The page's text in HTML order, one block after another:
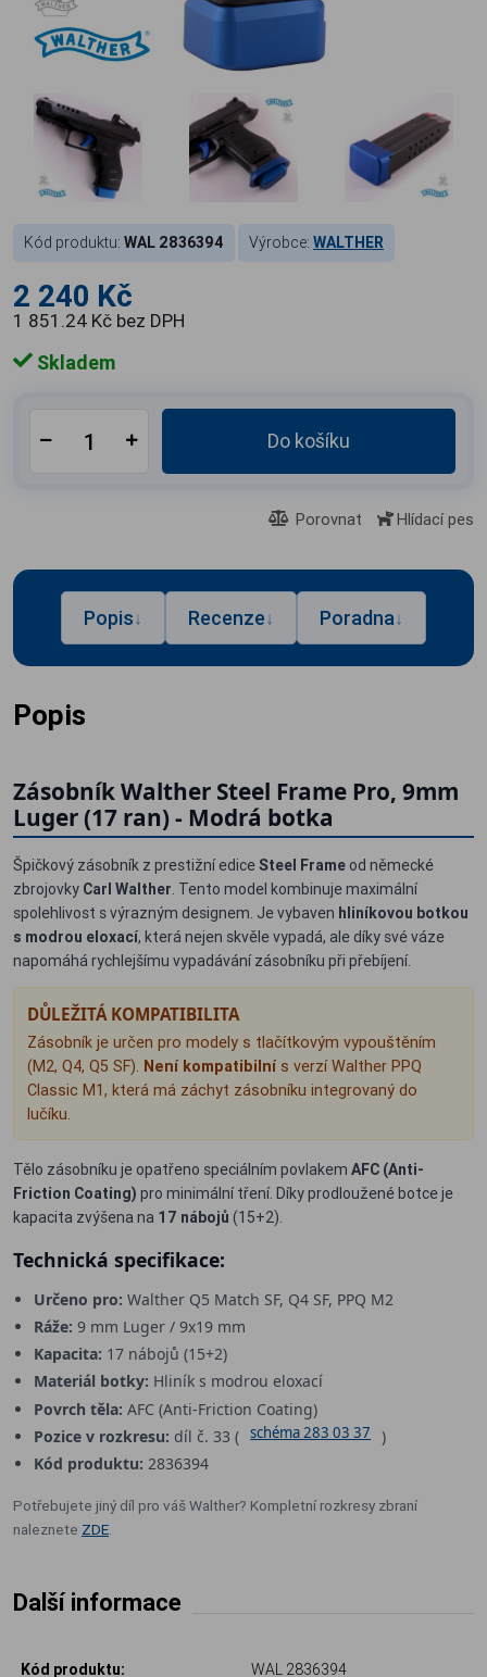
Kód produktu: WAL 2836394 Výrobce: WALTHER
2 240 Kč
1 851.24 Kč bez DPH
Skladem
Do košíku
Porovnat Hlídací pes
Popis↓ Recenze↓ Poradna↓
Popis
Zásobník Walther Steel Frame Pro, 9mm
Luger (17 ran) - Modrá botka
Špičkový zásobník z prestižní ediceSteel Frame od německé
zbrojovky Carl Walther. Tento model kombinuje maximální
spolehlivost s výrazným designem. Je vybaven hliníkovou botkou
s modrou eloxací, která nejen skvěle vypadá, ale díky své váze
napomáhá rychlejšímu vypadávání zásobníku při přebíjení.
DŮLEŽITÁ KOMPATIBILITA
Zásobník je určen pro modely s tlačítkovým vypouštěním
(M2, Q4, Q5 SF). Není kompatibilnís verzí Walther PPQ
Classic M1, která má záchyt zásobníku integrovaný do
lučíku.
Tělo zásobníku je opatřeno speciálním povlakem AFC (Anti-
Friction Coating) pro minimální tření. Díky prodloužené botce je
kapacita zvýšena na 17 nábojů (15+2).
Technická specifikace:
Určeno pro: Walther Q5 Match SF, Q4 SF, PPQ M2
Ráže: 9 mm Luger / 9x19 mm
Kapacita: 17 nábojů (15+2)
Materiál botky: Hliník s modrou eloxací
Povrch těla: AFC (Anti-Friction Coating)
Pozice v rozkresu: díl č. 33 ( schéma 283 03 37
)
Kód produktu: 2836394
Potřebujete jiný díl pro váš Walther? Kompletní rozkresy zbraní
naleznete ZDE.
Další informace
Kód produktu: WAL 2836394